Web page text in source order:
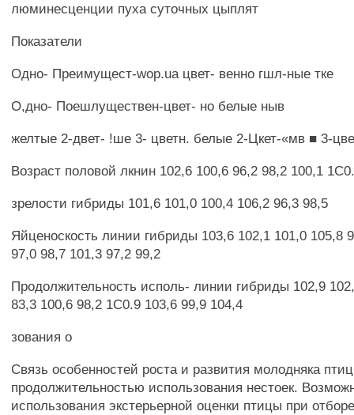
люминесценции пуха суточных цыплят
Показатели
Одно- Преимущест-wop.ua цвет- венно гшл-ные тке
О,дно- Поешлуществен-цвет- но белые ныв
желтые 2-двет- !ше 3- цветн. белые 2-Цкет-«мв ■ 3-
Возраст половой лкнин 102,6 100,6 96,2 98,2 100,1
зрелости гибриды 101,6 101,0 100,4 106,2 96,3 98,5
Яйценоскость линии гибриды 103,6 102,1 101,0 105,8
97,0 98,7 101,3 97,2 99,2
Продолжительность исполь- линии гибриды 102,9
83,3 100,6 98,2 1С0.9 103,6 99,9 104,4
зования о
Связь особенностей роста и развития молодняка
продолжительностью использования нестоек.
использования экстерьерной оценки птицы при